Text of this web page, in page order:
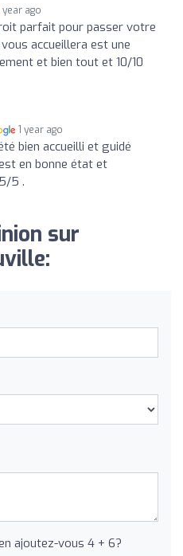
year ago
parfait pour passer votre
accueillera est une
et bien tout et 10/10
1 year ago
bien accueilli et guidé
en bonne état et
5 .
sur
ajoutez-vous 4 + 6?